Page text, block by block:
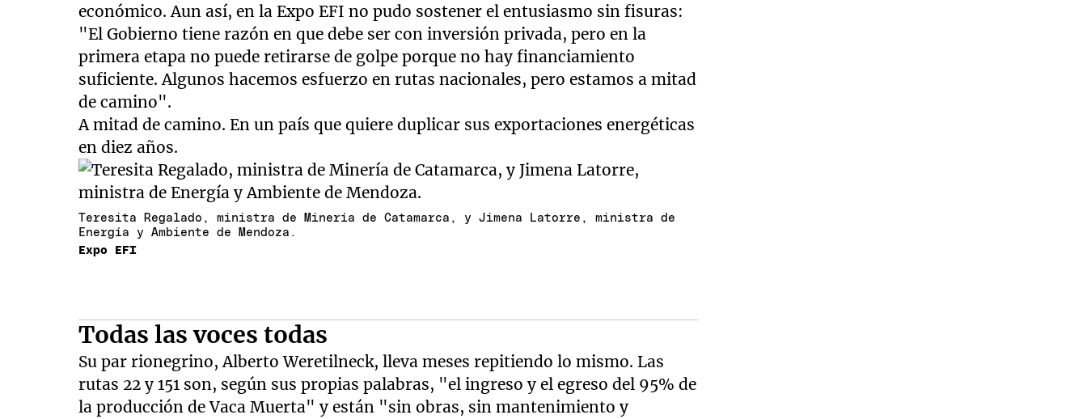
económico. Aun así, en la Expo EFI no pudo sostener el entusiasmo sin fisuras:
"El Gobierno tiene razón en que debe ser con inversión privada, pero en la
primera etapa no puede retirarse de golpe porque no hay financiamiento
suficiente. Algunos hacemos esfuerzo en rutas nacionales, pero estamos a mitad
de camino".
A mitad de camino. En un país que quiere duplicar sus exportaciones energéticas
en diez años.
Teresita Regalado, ministra de Minería de Catamarca, y Jimena Latorre, ministra de
Energía y Ambiente de Mendoza.
Expo EFI
Todas las voces todas
Su par rionegrino, Alberto Weretilneck, lleva meses repitiendo lo mismo. Las
rutas 22 y 151 son, según sus propias palabras, "el ingreso y el egreso del 95% de
la producción de Vaca Muerta" y están "sin obras, sin mantenimiento y